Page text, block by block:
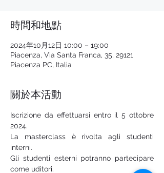
時間和地點
2024年10月12日 10:00 – 19:00
Piacenza, Via Santa Franca, 35, 29121
Piacenza PC, Italia
關於本活動
Iscrizione da effettuarsi entro il 5 ottobre
2024.
La masterclass è rivolta agli studenti
interni.
Gli studenti esterni potranno partecipare
come uditori.